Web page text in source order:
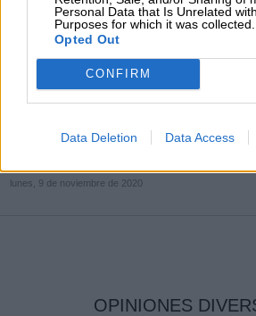
Personal Data that Is Unrelated
Purposes for which it was collected.
Opted Out
CONFIRM
Data Deletion Data Access
Santiago Abascal y Pablo Casado en el Congreso
La derecha en guerra: PP
enzarzan sobre quien
afiliados tras su ‘disputa’
de censura
lunes, 9 de noviembre de 2020
OPINIONES